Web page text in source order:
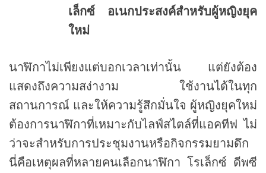
เล็กซ์
อเนกประสงค์สำหรับผู้หญิงยุค
ใหม่
นาฬิกาไม่เพียงแต่บอกเวลาเท่านั้น แต่ยังต้อง
แสดงถึงความสง่างาม ใช้งานได้ในทุก
สถานการณ์ และให้ความรู้สึกมั่นใจ ผู้หญิงยุคใหม่
ต้องการนาฬิกาที่เหมาะกับไลฟ์สไตล์ที่แอคทีฟ ไม่
ว่าจะสำหรับการประชุมงานหรือกิจกรรมยามดึก
นี่คือเหตุผลที่หลายคนเลือกนาฬิกา โรเล็กซ์ ดีพซี